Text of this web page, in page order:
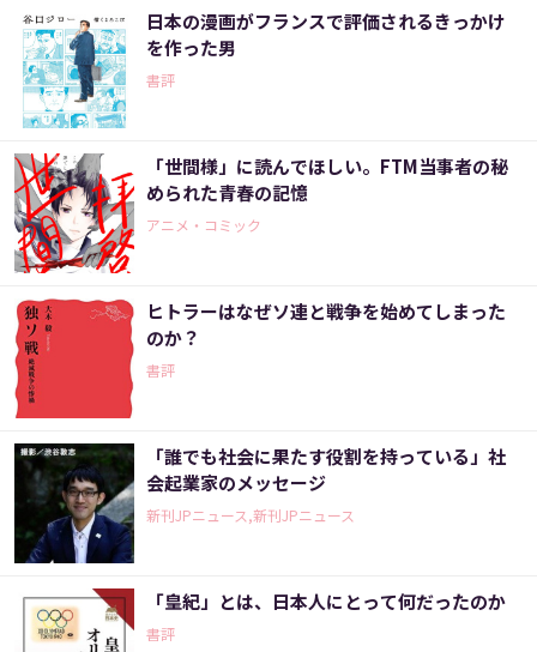
日本の漫画がフランスで評価されるきっかけ
を作った男
書評
「世間様」に読んでほしい。FTM当事者の秘
められた青春の記憶
アニメ・コミック
ヒトラーはなぜソ連と戦争を始めてしまった
のか？
書評
「誰でも社会に果たす役割を持っている」社
会起業家のメッセージ
新刊JPニュース,新刊JPニュース
「皇紀」とは、日本人にとって何だったのか
書評